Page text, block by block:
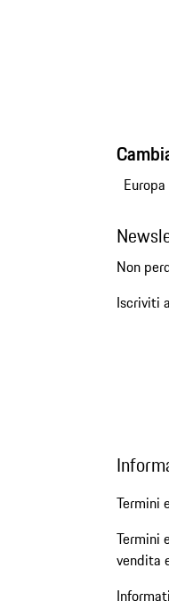
Europa
Non
Iscriviti
Termini
Termini
vendita